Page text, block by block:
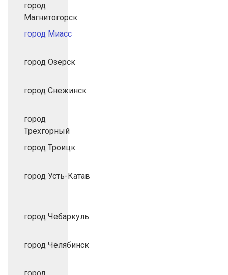
город
Магнитогорск
город Миасс
город Озерск
город Снежинск
город
Трехгорный
город Троицк
город Усть-Катав
город Чебаркуль
город Челябинск